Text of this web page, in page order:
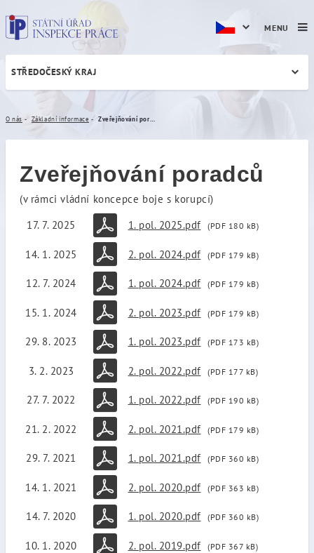
Zveřejňování poradců
STŘEDOČESKÝ KRAJ
O nás Základní informace
Zveřejňování poradců
(v rámci vládní koncepce boje s korupcí)
17. 7. 2025
1. pol. 2025.pdf (PDF 180 kB)
14. 1. 2025 2. pol. 2024.pdf (PDF 179 kB)
12. 7. 2024 1. pol. 2024.pdf (PDF 179 kB)
15. 1. 2024 2. pol. 2023.pdf (PDF 179 kB)
29. 8. 2023 1. pol. 2023.pdf (PDF 173 kB)
3. 2. 2023 2. pol. 2022.pdf (PDF 177 kB)
27. 7. 2022 1. pol. 2022.pdf (PDF 190 kB)
21. 2. 2022 2. pol. 2021.pdf (PDF 179 kB)
29. 7. 2021 1. pol. 2021.pdf (PDF 360 kB)
14. 1. 2021 2. pol. 2020.pdf (PDF 363 kB)
14. 7. 2020 1. pol. 2020.pdf (PDF 360 kB)
10. 1. 2020 2. pol. 2019.pdf (PDF 367 kB)
MENU